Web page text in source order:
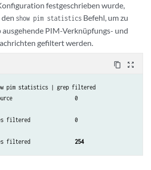
festgeschrieben wurde,
show pim statistics Befehl, um zu
ausgehende PIM-Verknüpfungs- und
gefiltert werden.
content_copy zoom_out_map
pim statistics | grep filtered
0
filtered               0
Prunes filtered 254